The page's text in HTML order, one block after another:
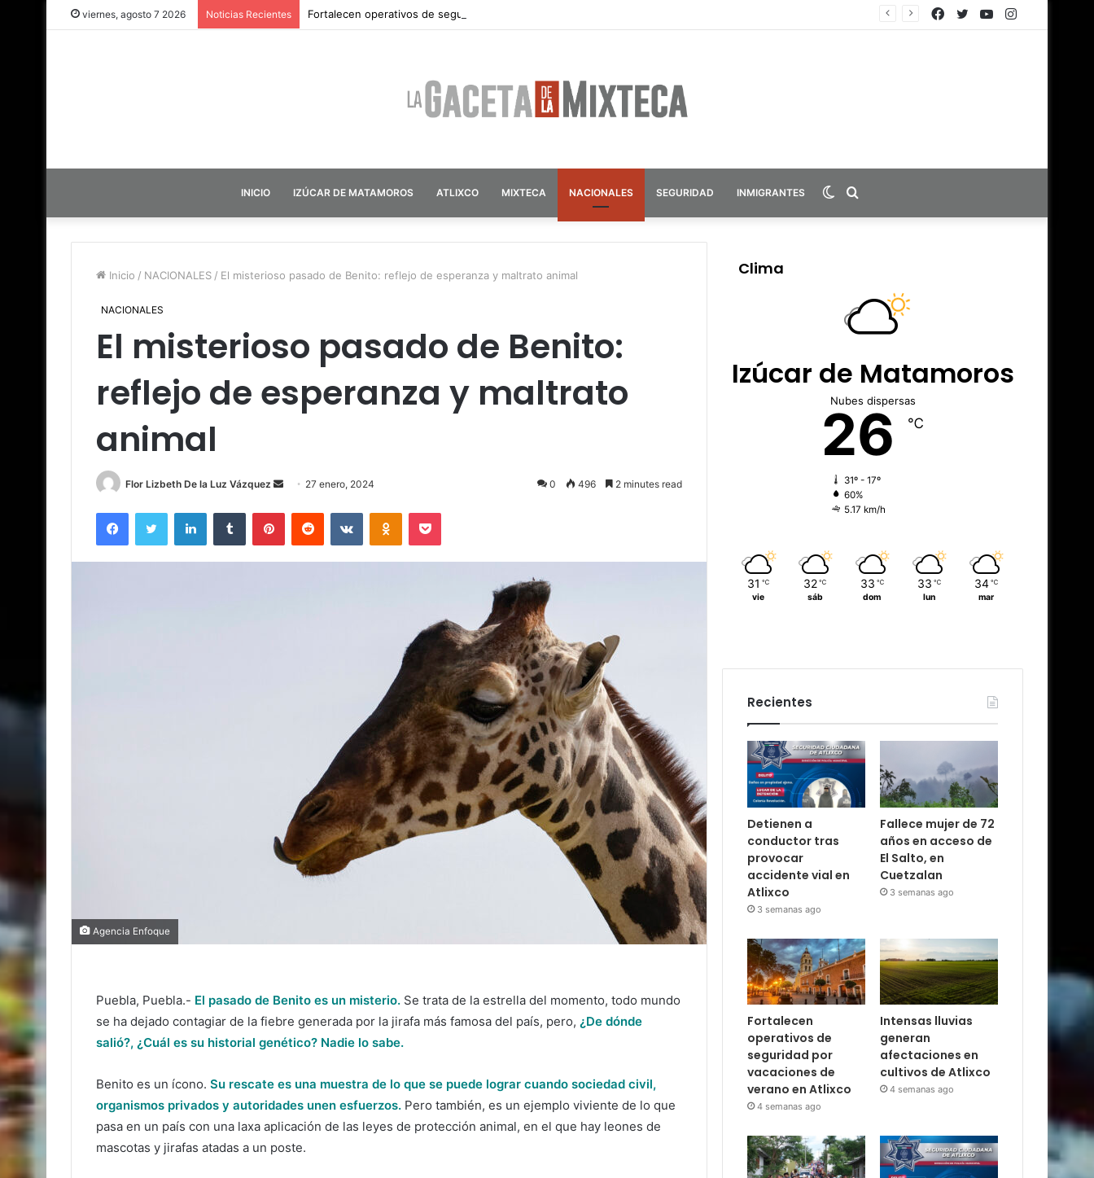
viernes, agosto 7 2026 Noticias Recientes Fortalecen operativos de seguridad por vacaciones de verano en Atlixco Instagram
YouTube
Twitter
Facebook
INICIO IZÚCAR DE MATAMOROS ATLIXCO MIXTECA NACIONALES SEGURIDAD INMIGRANTES Switch
Inicio / NACIONALES / El misterioso pasado de Benito: reflejo de esperanza y maltrato animal
NACIONALES
El misterioso pasado de Benito:
reflejo de esperanza y maltrato
animal
Flor Lizbeth De la Luz Vázquez
Send
email
27 enero, 2024 0 496 2 minutes read
FacebookTwitter LinkedInTumblr PinterestReddit VKontakteOdnoklassniki
Pocket
Agencia Enfoque
Puebla, Puebla.- El pasado de Benito es un misterio. Se trata de la estrella del momento, todo mundo
se ha dejado contagiar de la fiebre generada por la jirafa más famosa del país, pero, ¿De dónde
salió?, ¿Cuál es su historial genético? Nadie lo sabe.
Benito es un ícono. Su rescate es una muestra de lo que se puede lograr cuando sociedad civil,
organismos privados y autoridades unen esfuerzos. Pero también, es un ejemplo viviente de lo que
pasa en un país con una laxa aplicación de las leyes de protección animal, en el que hay leones de
mascotas y jirafas atadas a un poste.
Clima
Izúcar de Matamoros
Nubes dispersas
26 ℃
31º - 17º
60%
5.17 km/h
31 ℃
vie
32 ℃
sáb
33 ℃
dom
33 ℃
lun
34 ℃
mar
Recientes
Detienen a
conductor tras
provocar
accidente vial en
Atlixco
3 semanas ago
Fallece mujer de 72
años en acceso de
El Salto, en
Cuetzalan
3 semanas ago
Fortalecen
operativos de
seguridad por
vacaciones de
verano en Atlixco
4 semanas ago
Intensas lluvias
generan
afectaciones en
cultivos de Atlixco
4 semanas ago